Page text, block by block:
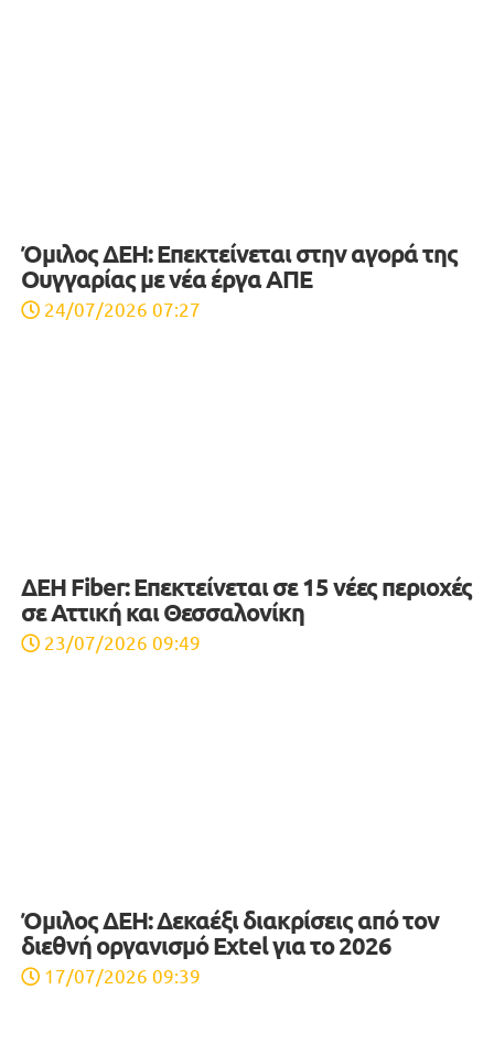
Όμιλος ΔΕΗ: Επεκτείνεται στην αγορά της
Ουγγαρίας με νέα έργα ΑΠΕ
24/07/2026 07:27
ΔΕΗ Fiber: Επεκτείνεται σε 15 νέες περιοχές
σε Αττική και Θεσσαλονίκη
23/07/2026 09:49
Όμιλος ΔΕΗ: Δεκαέξι διακρίσεις από τον
διεθνή οργανισμό Extel για το 2026
17/07/2026 09:39